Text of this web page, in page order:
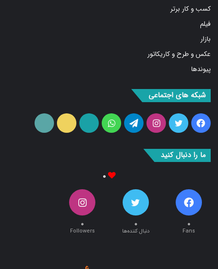
کسب و کار برتر
فیلم
بازار
عکس و طرح و کاریکاتور
پیوندها
شبکه های اجتماعی
فیس
توییتر اینستاگرامتلگرام واتس
آپارات ایتا
ما را دنبال کنید
۰
۰
Fans
۰
دنبال کننده‌ها
۰
Followers